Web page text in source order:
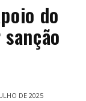
do
DE 2025